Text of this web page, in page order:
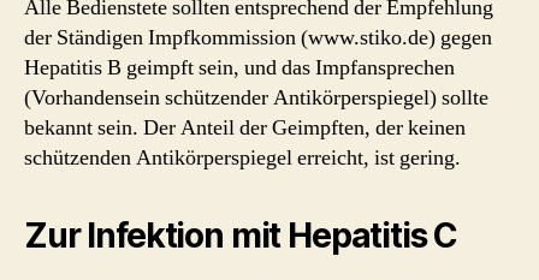
Alle Bedienstete sollten entsprechend der Empfehlung
der Ständigen Impfkommission (www.stiko.de) gegen
Hepatitis B geimpft sein, und das Impfansprechen
(Vorhandensein schützender Antikörperspiegel) sollte
bekannt sein. Der Anteil der Geimpften, der keinen
schützenden Antikörperspiegel erreicht, ist gering.
Zur Infektion mit Hepatitis C